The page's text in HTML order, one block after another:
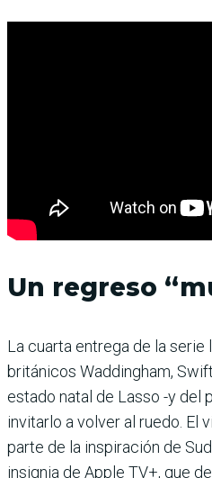
Un regreso
La cuarta entrega de la
británicos Waddingham,
estado natal de Lasso -y del
invitarlo a volver al ruedo. El
parte de la inspiración de
insignia de Apple TV+, que